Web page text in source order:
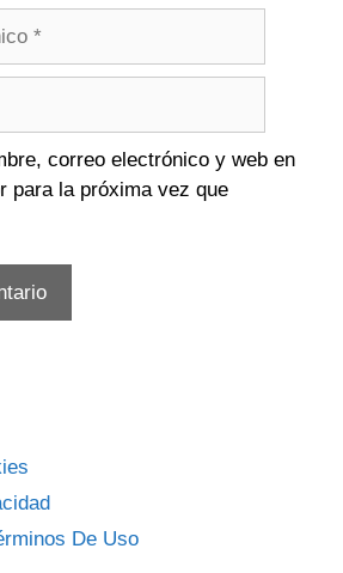
correo electrónico y web en
para la próxima vez que
De Uso